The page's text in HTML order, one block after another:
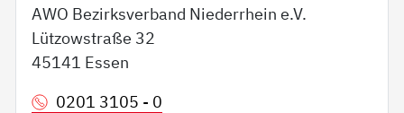
AWO Bezirksverband Niederrhein e.V.
Lützowstraße 32
45141 Essen
0201 3105 - 0